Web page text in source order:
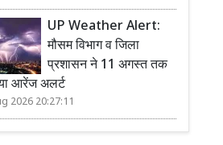
UP Weather Alert:
मौसम विभाग व जिला
प्रशासन ने 11 अगस्त तक
आरेंज अलर्ट
2026 20:27:11